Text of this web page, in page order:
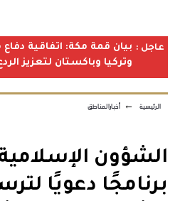
عاجل : بيان قمة مكة: اتفاقية
وتركيا وباكستان لتعزيز
الرئيسية ← أخبارالمناطق
الشؤون
برنامجًا دعويًا